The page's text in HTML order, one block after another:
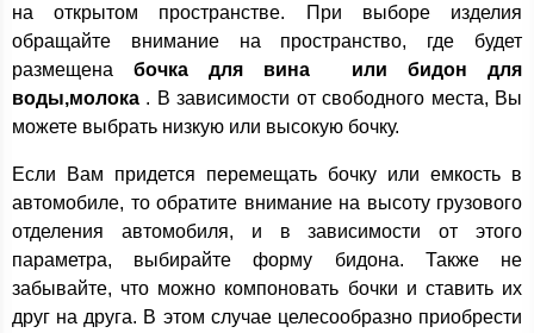
на открытом пространстве. При выборе изделия
обращайте внимание на пространство, где будет
размещенабочка для вина или бидон для
воды,молока . В зависимости от свободного места, Вы
можете выбрать низкую или высокую бочку.
Если Вам придется перемещать бочку или емкость в
автомобиле, то обратите внимание на высоту грузового
отделения автомобиля, и в зависимости от этого
параметра, выбирайте форму бидона. Также не
забывайте, что можно компоновать бочки и ставить их
друг на друга. В этом случае целесообразно приобрести